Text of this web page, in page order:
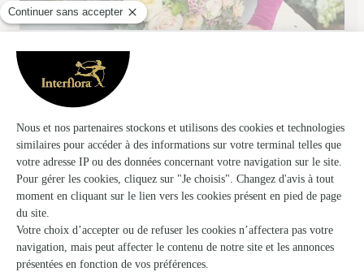
La Fee Clochette
Montrabe
★★★
4.2 (38)
Voir la boutique